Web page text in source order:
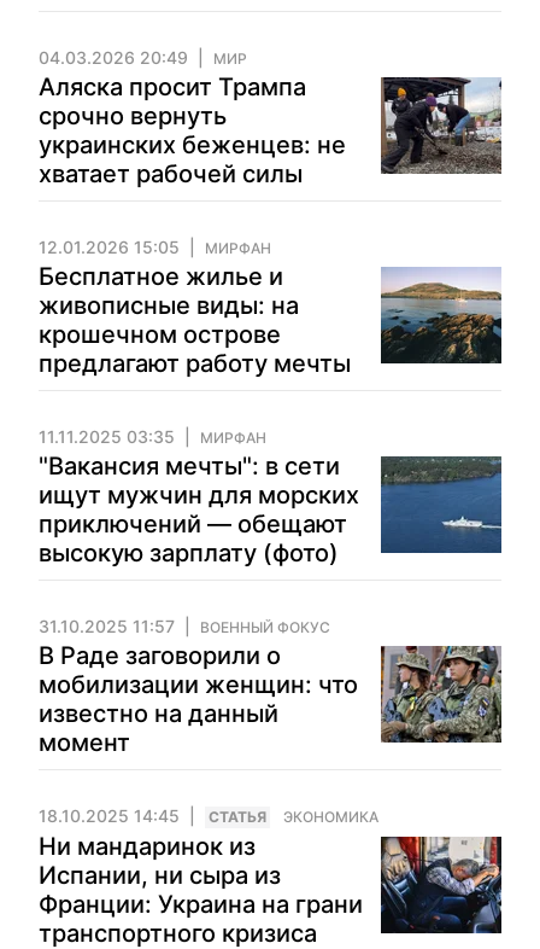
04.03.2026 20:49 МИР
Аляска просит Трампа
срочно вернуть
украинских беженцев: не
хватает рабочей силы
12.01.2026 15:05 МИРФАН
Бесплатное жилье и
живописные виды: на
крошечном острове
предлагают работу мечты
11.11.2025 03:35 МИРФАН
"Вакансия мечты": в сети
ищут мужчин для морских
приключений — обещают
высокую зарплату (фото)
31.10.2025 11:57 ВОЕННЫЙ ФОКУС
В Раде заговорили о
мобилизации женщин: что
известно на данный
момент
18.10.2025 14:45 CТАТЬЯ ЭКОНОМИКА
Ни мандаринок из
Испании, ни сыра из
Франции: Украина на грани
транспортного кризиса